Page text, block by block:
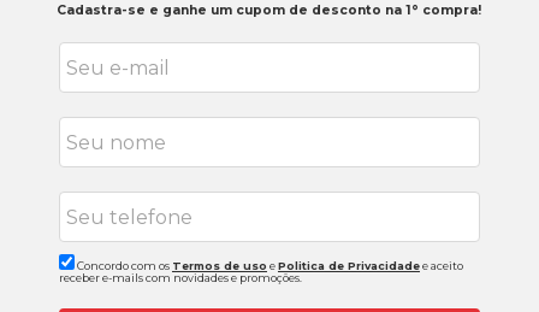
Cadastra-se e ganhe um cupom de desconto na 1° compra!
Concordo com os Termos de uso ePolitica de Privacidadee aceito
receber e-mails com novidades e promoções.